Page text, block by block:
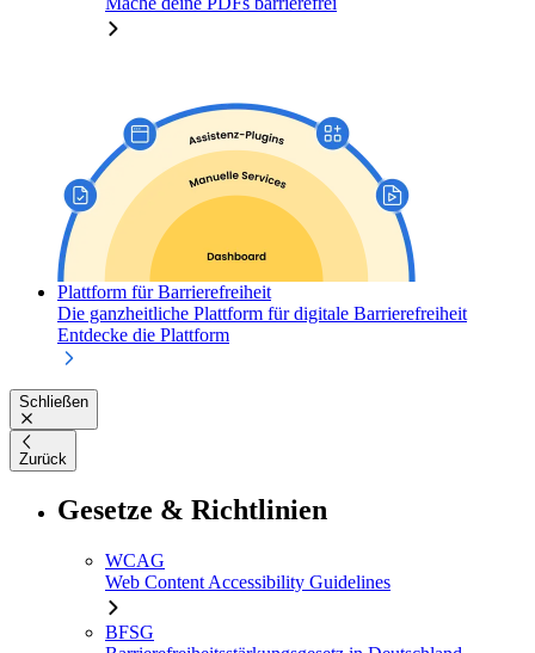
Plattform für Barrierefreiheit
Die ganzheitliche Plattform für digitale Barrierefreiheit
Entdecke die Plattform
Schließen
Zurück
Gesetze & Richtlinien
WCAG
Web Content Accessibility Guidelines
BFSG